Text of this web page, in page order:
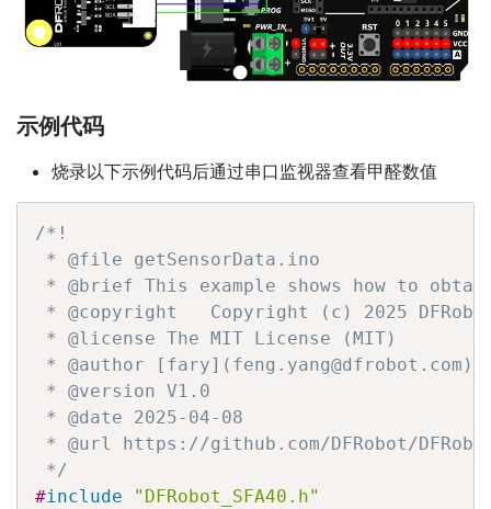
示例代码
烧录以下示例代码后通过串口监视器查看甲醛数值
/*!
* @file getSensorData.ino
* @brief This example shows how to
* @copyright	Copyright (c) 2025 DFRobot Co.Ltd (http://www.dfrobot.com)
* @license The MIT License (MIT)
* @author [fary](feng.yang@dfrobot.com)
* @version V1.0
* @date 2025-04-08
* @url https://github.com/DFRobot/
*/
#include
"DFRobot_SFA40.h"